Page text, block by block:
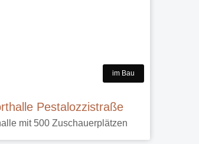
im Bau
Pestalozzistraße
mit 500 Zuschauerplätzen